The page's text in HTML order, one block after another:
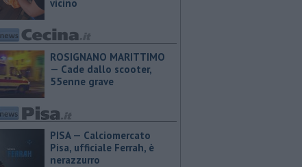
vicino
ROSIGNANO MARITTIMO
— Cade dallo scooter,
55enne grave
PISA — Calciomercato
Pisa, ufficiale Ferrah, è
nerazzurro